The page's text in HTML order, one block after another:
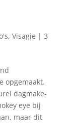
, Visagie | 3
opgemaakt.
dagmake-
eye bij
maar dit